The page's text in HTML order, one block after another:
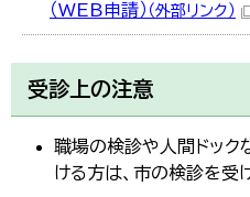
（WEB申請） （外部リンク）
受診上の注意
職場の検診や人間ドッ
ける方は、市の検診を受